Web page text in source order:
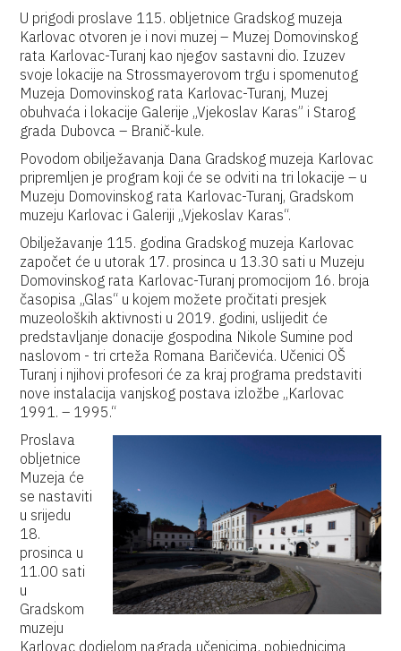
U prigodi proslave 115. obljetnice Gradskog muzeja
Karlovac otvoren je i novi muzej – Muzej Domovinskog
rata Karlovac-Turanj kao njegov sastavni dio. Izuzev
svoje lokacije na Strossmayerovom trgu i spomenutog
Muzeja Domovinskog rata Karlovac-Turanj, Muzej
obuhvaća i lokacije Galerije „Vjekoslav Karas” i Starog
grada Dubovca – Branič-kule.
Povodom obilježavanja Dana Gradskog muzeja Karlovac
pripremljen je program koji će se odviti na tri lokacije – u
Muzeju Domovinskog rata Karlovac-Turanj, Gradskom
muzeju Karlovac i Galeriji „Vjekoslav Karas“.
Obilježavanje 115. godina Gradskog muzeja Karlovac
započet će u utorak 17. prosinca u 13.30 sati u Muzeju
Domovinskog rata Karlovac-Turanj promocijom 16. broja
časopisa „Glas“ u kojem možete pročitati presjek
muzeoloških aktivnosti u 2019. godini, uslijedit će
predstavljanje donacije gospodina Nikole Sumine pod
naslovom - tri crteža Romana Baričevića. Učenici OŠ
Turanj i njihovi profesori će za kraj programa predstaviti
nove instalacija vanjskog postava izložbe „Karlovac
1991. – 1995.“
Proslava
obljetnice
Muzeja će
se nastaviti
u srijedu
18.
prosinca u
11.00 sati
u
Gradskom
muzeju
Karlovac dodjelom nagrada učenicima, pobjednicima